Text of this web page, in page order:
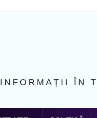
INFORMAȚII ÎN